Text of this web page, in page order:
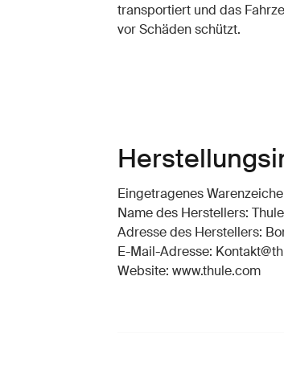
transportiert und das
vor Schäden schützt.
Eingetragenes
Name des Herstellers:
Adresse des Herstellers:
E-Mail-Adresse:
Website: www.thule.com